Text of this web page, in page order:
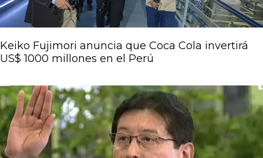
Keiko Fujimori anuncia que Coca Cola invertirá
US$ 1000 millones en el Perú